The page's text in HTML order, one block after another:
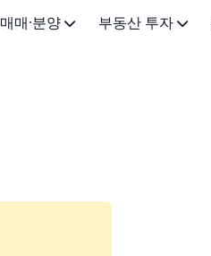
매매·분양 부동산 투자